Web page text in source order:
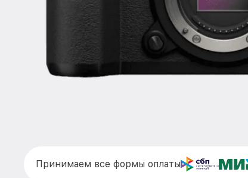
Принимаем все формы оплаты